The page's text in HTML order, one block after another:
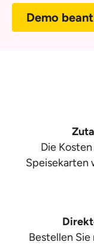
Demo
Die
Speisekarten
Bestellen Sie